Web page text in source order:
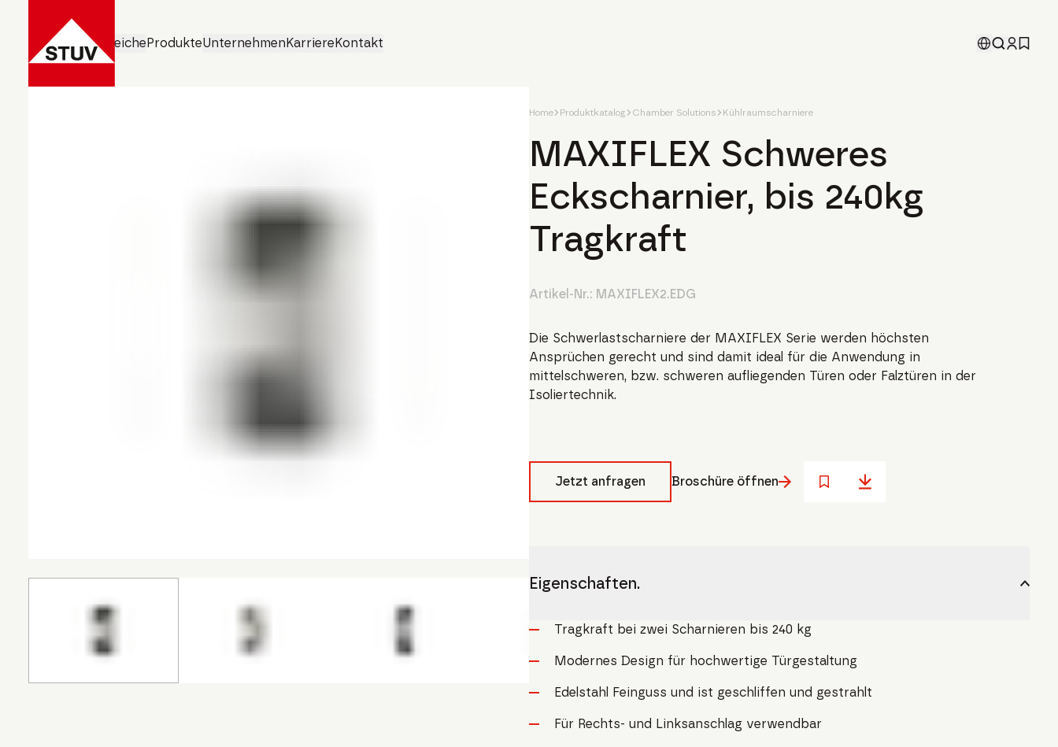
GeschäftsbereicheProdukteUnternehmenKarriereKontakt
Home Produktkatalog Chamber Solutions Kühlraumscharniere
MAXIFLEX Schweres
Eckscharnier, bis 240kg
Tragkraft
Artikel-Nr.: MAXIFLEX2.EDG
Die Schwerlastscharniere der MAXIFLEX Serie werden höchsten
Ansprüchen gerecht und sind damit ideal für die Anwendung in
mittelschweren, bzw. schweren aufliegenden Türen oder Falztüren in der
Isoliertechnik.
Jetzt anfragen Broschüre öffnen
Eigenschaften.
Tragkraft bei zwei Scharnieren bis 240 kg
Modernes Design für hochwertige Türgestaltung
Edelstahl Feinguss und ist geschliffen und gestrahlt
Für Rechts- und Linksanschlag verwendbar